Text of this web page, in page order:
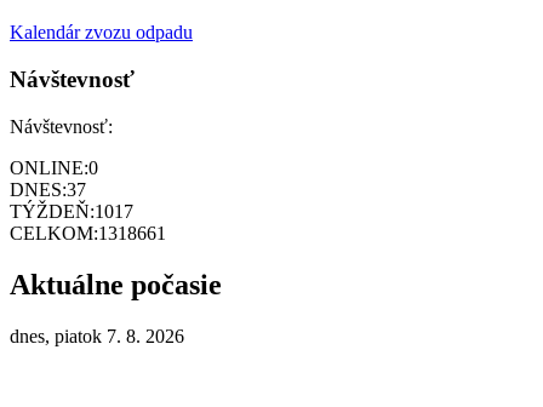
Kalendár zvozu odpadu
Návštevnosť
Návštevnosť:
ONLINE:0
DNES:37
TÝŽDEŇ:1017
CELKOM:1318661
Aktuálne počasie
dnes, piatok 7. 8. 2026